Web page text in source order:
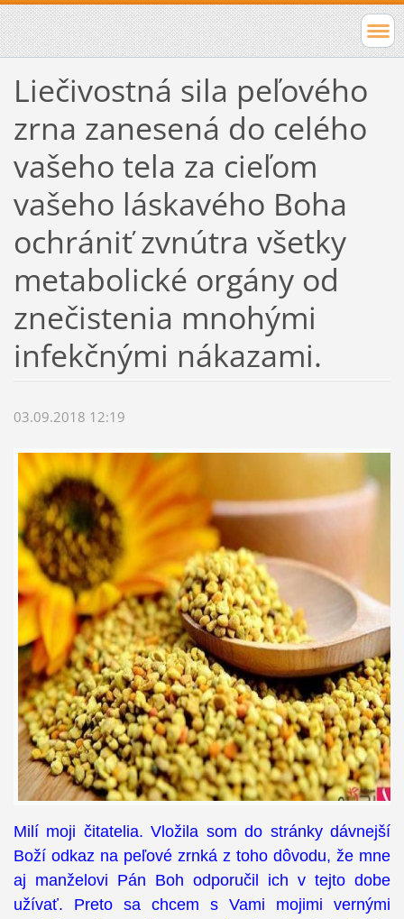
Liečivostná sila peľového
zrna zanesená do celého
vašeho tela za cieľom
vašeho láskavého Boha
ochrániť zvnútra všetky
metabolické orgány od
znečistenia mnohými
infekčnými nákazami.
03.09.2018 12:19
Milí moji čitatelia. Vložila som do stránky dávnejší
Boží odkaz na peľové zrnká z toho dôvodu, že mne
aj manželovi Pán Boh odporučil ich v tejto dobe
užívať. Preto sa chcem s Vami mojimi vernými